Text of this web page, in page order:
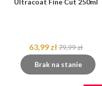
Ultracoat Fine Cut 250ml
63,99 zł79,99 zł
Brak na stanie